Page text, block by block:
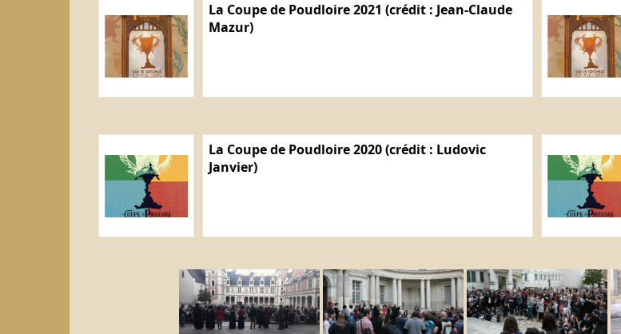
La Coupe de Poudloire 2021 (crédit : Jean-Claude
Mazur)
La Coupe de Poudloire 2020 (crédit : Ludovic
Janvier)